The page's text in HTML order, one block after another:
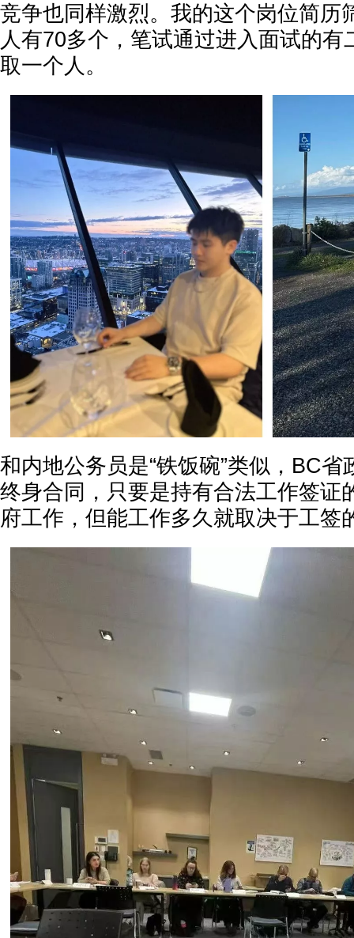
竞争也同样激烈。我的这个岗位简历
人有70多个，笔试通过进入面试的有
取一个人。
和内地公务员是“铁饭碗”类似，BC
终身合同，只要是持有合法工作签证
府工作，但能工作多久就取决于工签